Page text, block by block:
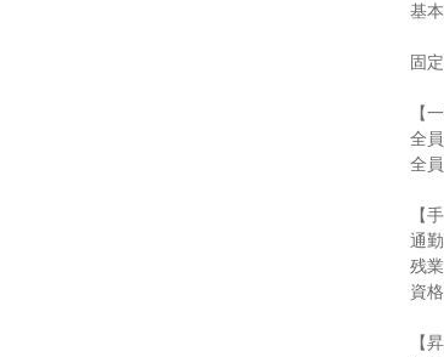
基
固
【
全
全
【
通
残
資
【